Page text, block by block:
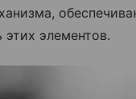
элементов.